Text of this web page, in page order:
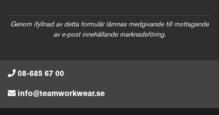
Genom ifyllnad av detta formulär lämnas medgivande till mottagande
av e-post innehållande marknadsföring.
08-685 67 00
info@teamworkwear.se